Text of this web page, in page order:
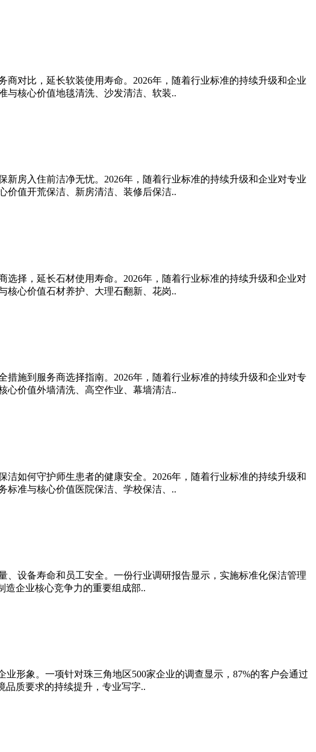
对比，延长软装使用寿命。2026年，随着行业标准的持续升级和企业
与核心价值地毯清洗、沙发清洁、软装..
房入住前洁净无忧。2026年，随着行业标准的持续升级和企业对专业
价值开荒保洁、新房清洁、装修后保洁..
择，延长石材使用寿命。2026年，随着行业标准的持续升级和企业对
核心价值石材养护、大理石翻新、花岗..
施到服务商选择指南。2026年，随着行业标准的持续升级和企业对专
心价值外墙清洗、高空作业、幕墙清洁..
如何守护师生患者的健康安全。2026年，随着行业标准的持续升级和
标准与核心价值医院保洁、学校保洁、..
设备寿命和员工安全。一份行业调研报告显示，实施标准化保洁管理
造企业核心竞争力的重要组成部..
形象。一项针对珠三角地区500家企业的调查显示，87%的客户会通过
品质要求的持续提升，专业写字..